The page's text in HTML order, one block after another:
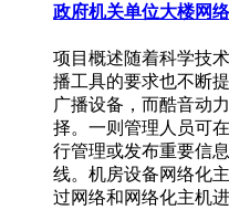
政府机关单位大楼网
项目概述随着科学技
播工具的要求也不断
广播设备，而酷音动
择。一则管理人员可
行管理或发布重要信
线。机房设备网络化
过网络和网络化主机